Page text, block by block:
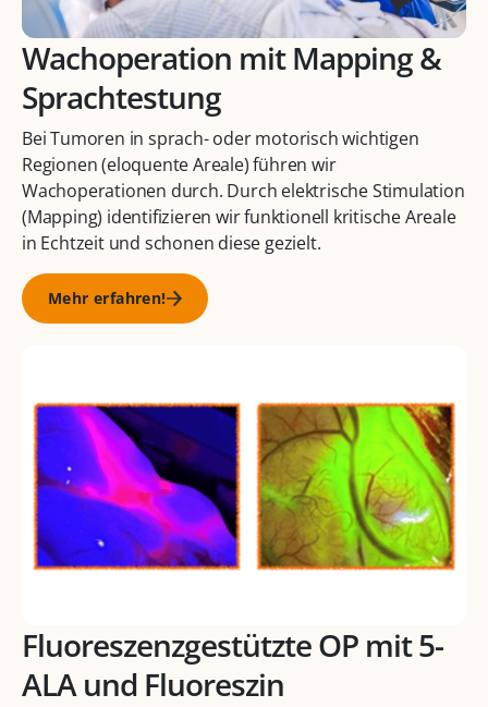
Wachoperation mit Mapping &
Sprachtestung
Bei Tumoren in sprach- oder motorisch wichtigen
Regionen (eloquente Areale) führen wir
Wachoperationen durch. Durch elektrische Stimulation
(Mapping) identifizieren wir funktionell kritische Areale
in Echtzeit und schonen diese gezielt.
Mehr erfahren!
Fluoreszenzgestützte OP mit 5-
ALA und Fluoreszin